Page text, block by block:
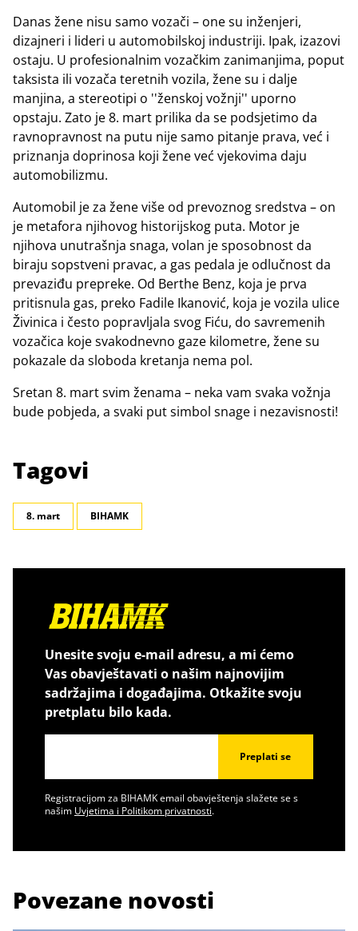
Danas žene nisu samo vozači – one su inženjeri,
dizajneri i lideri u automobilskoj industriji. Ipak, izazovi
ostaju. U profesionalnim vozačkim zanimanjima, poput
taksista ili vozača teretnih vozila, žene su i dalje
manjina, a stereotipi o ''ženskoj vožnji'' uporno
opstaju. Zato je 8. mart prilika da se podsjetimo da
ravnopravnost na putu nije samo pitanje prava, već i
priznanja doprinosa koji žene već vjekovima daju
automobilizmu.
Automobil je za žene više od prevoznog sredstva – on
je metafora njihovog historijskog puta. Motor je
njihova unutrašnja snaga, volan je sposobnost da
biraju sopstveni pravac, a gas pedala je odlučnost da
prevaziđu prepreke. Od Berthe Benz, koja je prva
pritisnula gas, preko Fadile Ikanović, koja je vozila ulice
Živinica i često popravljala svog Fiću, do savremenih
vozačica koje svakodnevno gaze kilometre, žene su
pokazale da sloboda kretanja nema pol.
Sretan 8. mart svim ženama – neka vam svaka vožnja
bude pobjeda, a svaki put simbol snage i nezavisnosti!
Tagovi
8. mart BIHAMK
Unesite svoju e-mail adresu, a mi ćemo
Vas obavještavati o našim najnovijim
sadržajima i događajima. Otkažite svoju
pretplatu bilo kada.
Preplati se
Registracijom za BIHAMK email obavještenja slažete se s
našim Uvjetima i Politikom privatnosti.
Povezane novosti